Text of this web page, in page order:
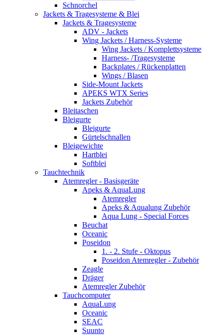
Schnorchel
Jackets & Tragesysteme & Blei
Jackets & Tragesysteme
ADV - Jackets
Wing Jackets / Harness-Systeme
Wing Jackets / Komplettsysteme
Harness- /Tragesysteme
Backplates / Rückenplatten
Wings / Blasen
Side-Mount Jackets
APEKS WTX Series
Jackets Zubehör
Bleitaschen
Bleigurte
Bleigurte
Gürtelschnallen
Bleigewichte
Hartblei
Softblei
Tauchtechnik
Atemregler - Basisgeräte
Apeks & AquaLung
Atemregler
Apeks & Aqualung Zubehör
Aqua Lung - Special Forces
Beuchat
Oceanic
Poseidon
1. - 2. Stufe - Oktopus
Poseidon Atemregler - Zubehör
Zeagle
Dräger
Atemregler Zubehör
Tauchcomputer
AquaLung
Oceanic
SEAC
Suunto